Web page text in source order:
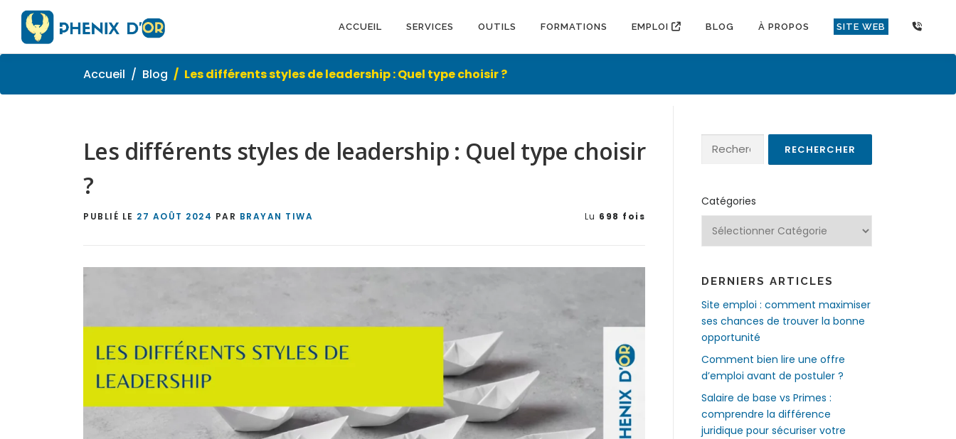
contenu
ACCUEIL SERVICES OUTILS FORMATIONS EMPLOI BLOG À PROPOS SITE WEB
Accueil Blog Les différents styles de leadership : Quel type choisir ?
Les différents styles de leadership : Quel type choisir
?
PUBLIÉ LE 27 AOÛT 2024 PAR BRAYAN TIWA Lu 698 fois
Rechercher :
Catégories
DERNIERS ARTICLES
Site emploi : comment maximiser
ses chances de trouver la bonne
opportunité
Comment bien lire une offre
d’emploi avant de postuler ?
Salaire de base vs Primes :
comprendre la différence
juridique pour sécuriser votre